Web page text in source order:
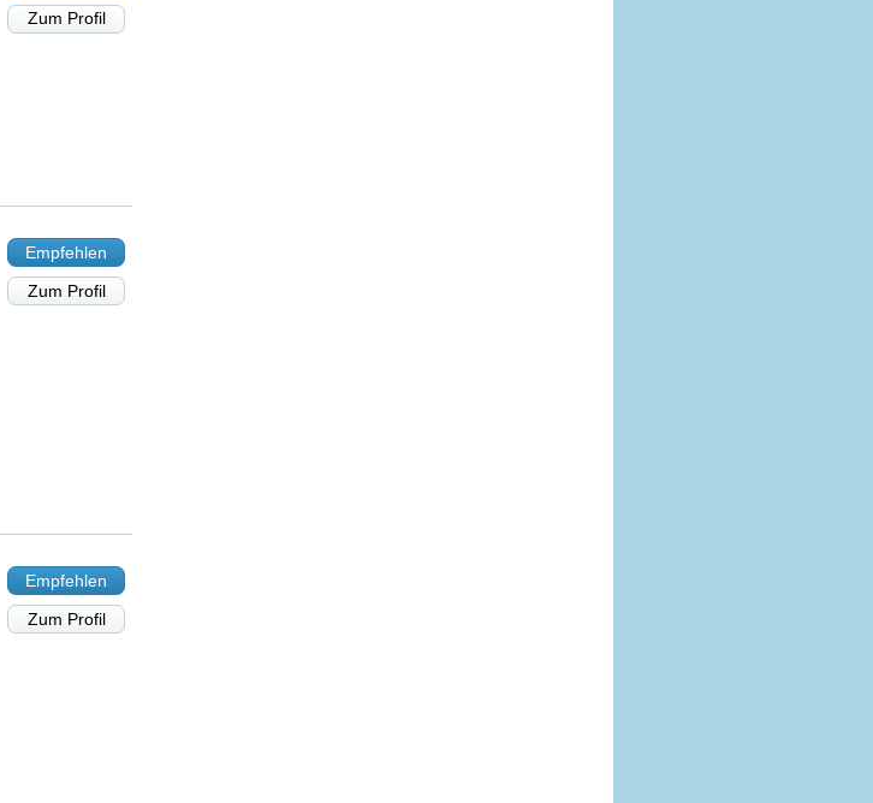
Zum Profil
Empfehlen
Zum Profil
Empfehlen
Zum Profil